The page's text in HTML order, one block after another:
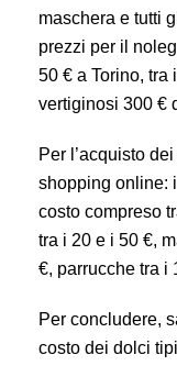
maschera e tutti
prezzi per il
50 € a Torino, tra
vertiginosi 300 €
Per l’acquisto
shopping online:
costo compreso
tra i 20 e i 50 €,
€, parrucche tra i
Per concludere,
costo dei dolci